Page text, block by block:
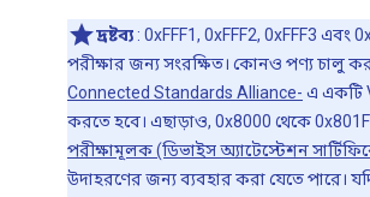
দ্রষ্টব্য : 0xFFF1, 0xFFF2, 0xFFF3 এবং
পরীক্ষার জন্য সংরক্ষিত। কোনও পণ্য চালু
Connected Standards Alliance- এ একটি
করতে হবে। এছাড়াও, 0x8000 থেকে
পরীক্ষামূলক (ডিভাইস অ্যাটেস্টেশন
উদাহরণের জন্য ব্যবহার করা যেতে পারে।